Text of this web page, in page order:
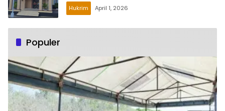
Hukrim April 1, 2026
Populer